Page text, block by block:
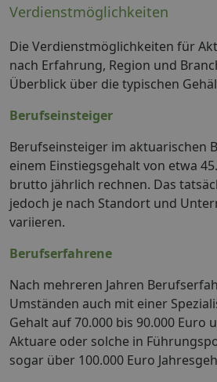
Verdienstmöglichkeiten
Die Verdienstmöglichkeiten für
nach Erfahrung, Region und
Überblick über die typischen
Berufseinsteiger
Berufseinsteiger im aktuarischen
einem Einstiegsgehalt von etwa
brutto jährlich rechnen. Das
jedoch je nach Standort und
variieren.
Berufserfahrene
Nach mehreren Jahren
Umständen auch mit einer
Gehalt auf 70.000 bis 90.000 Euro
Aktuare oder solche in
sogar über 100.000 Euro